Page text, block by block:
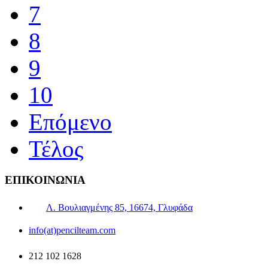
7
8
9
10
Επόμενο
Τέλος
ΕΠΙΚΟΙΝΩΝΙΑ
Λ. Βουλιαγμένης 85, 16674, Γλυφάδα
info(at)pencilteam.com
212 102 1628